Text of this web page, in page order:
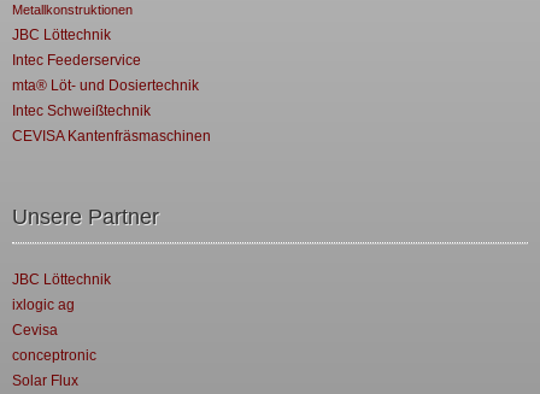
Metallkonstruktionen
JBC Löttechnik
Intec Feederservice
mta® Löt- und Dosiertechnik
Intec Schweißtechnik
CEVISA Kantenfräsmaschinen
Unsere Partner
JBC Löttechnik
ixlogic ag
Cevisa
conceptronic
Solar Flux